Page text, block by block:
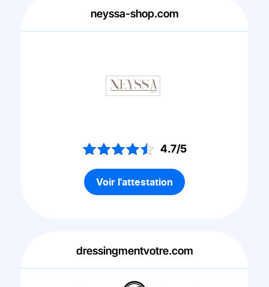
neyssa-shop.com
4.7/5
Voir l'attestation
dressingmentvotre.com